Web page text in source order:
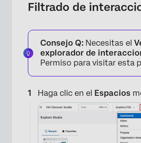
Filtrado de
Consejo Q: Necesitas el
explorador de
Permiso para visitar esta
Haga clic en el Espacios